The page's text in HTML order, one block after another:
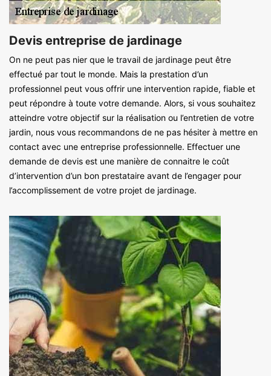
Devis entreprise de jardinage
On ne peut pas nier que le travail de jardinage peut être
effectué par tout le monde. Mais la prestation d’un
professionnel peut vous offrir une intervention rapide, fiable et
peut répondre à toute votre demande. Alors, si vous souhaitez
atteindre votre objectif sur la réalisation ou l’entretien de votre
jardin, nous vous recommandons de ne pas hésiter à mettre en
contact avec une entreprise professionnelle. Effectuer une
demande de devis est une manière de connaitre le coût
d’intervention d’un bon prestataire avant de l’engager pour
l’accomplissement de votre projet de jardinage.